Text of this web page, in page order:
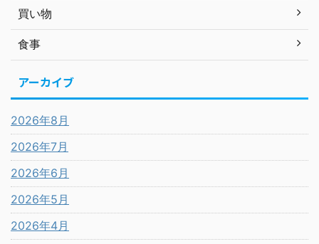
買い物
食事
アーカイブ
2026年8月
2026年7月
2026年6月
2026年5月
2026年4月